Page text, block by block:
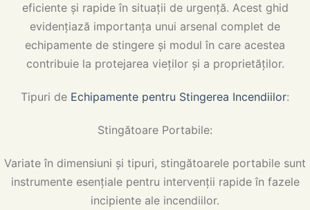
eficiente și rapide în situații de urgență. Acest ghid
evidențiază importanța unui arsenal complet de
echipamente de stingere și modul în care acestea
contribuie la protejarea vieților și a proprietăților.
Tipuri de Echipamente pentru Stingerea Incendiilor:
Stingătoare Portabile:
Variate în dimensiuni și tipuri, stingătoarele portabile sunt
instrumente esențiale pentru intervenții rapide în fazele
incipiente ale incendiilor.